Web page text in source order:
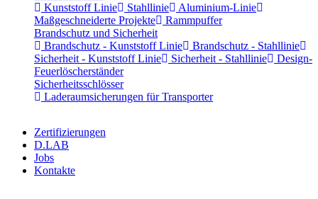
Kunststoff Linie
Stahllinie
Aluminium-Linie
Maßgeschneiderte Projekte
Rammpuffer
Brandschutz und Sicherheit
Brandschutz - Kunststoff Linie
Brandschutz - Stahllinie
Sicherheit - Kunststoff Linie
Sicherheit - Stahllinie
Design-
Feuerlöscherständer
Sicherheitsschlösser
Laderaumsicherungen für Transporter
Zertifizierungen
D.LAB
Jobs
Kontakte